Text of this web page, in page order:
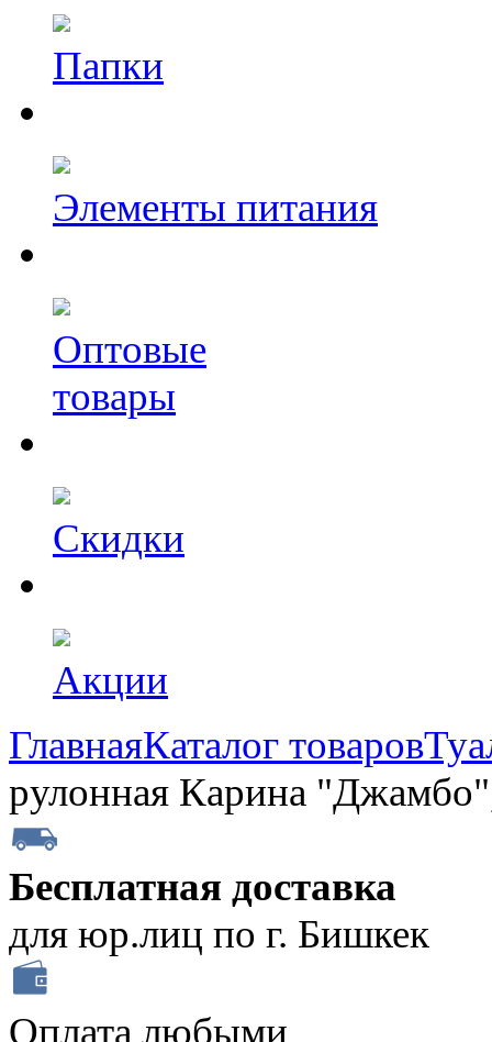
Папки
Элементы питания
Оптовые
товары
Скидки
Акции
ГлавнаяКаталог товаров
рулонная Карина
Бесплатная доставка
для юр.лиц по г. Бишкек
Оплата любыми